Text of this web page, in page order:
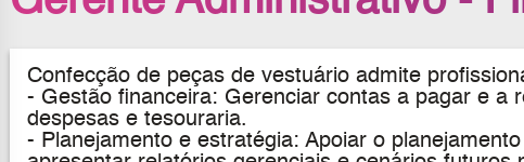
Confecção de peças de vestuário admite
- Gestão financeira: Gerenciar contas a pagar e a
despesas e tesouraria.
- Planejamento e estratégia: Apoiar o